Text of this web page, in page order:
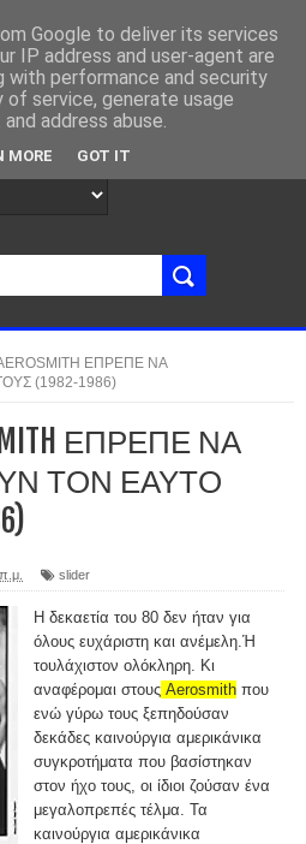
ΕΠΡΕΠΕ ΝΑ
(1982-1986)
ΕΠΡΕΠΕ ΝΑ
ΤΟΝ ΕΑΥΤΟ
slider
Η δεκαετία του 80 δεν ήταν για
όλους ευχάριστη και ανέμελη.Ή
τουλάχιστον ολόκληρη. Κι
αναφέρομαι στους Aerosmith που
ενώ γύρω τους ξεπηδούσαν
δεκάδες καινούργια αμερικάνικα
συγκροτήματα που βασίστηκαν
στον ήχο τους, οι ίδιοι ζούσαν ένα
μεγαλοπρεπές τέλμα. Τα
καινούργια αμερικάνικα
Google to deliver its services
IP address and user-agent are
with performance and security
service, generate usage
address abuse.
MORE GOT IT